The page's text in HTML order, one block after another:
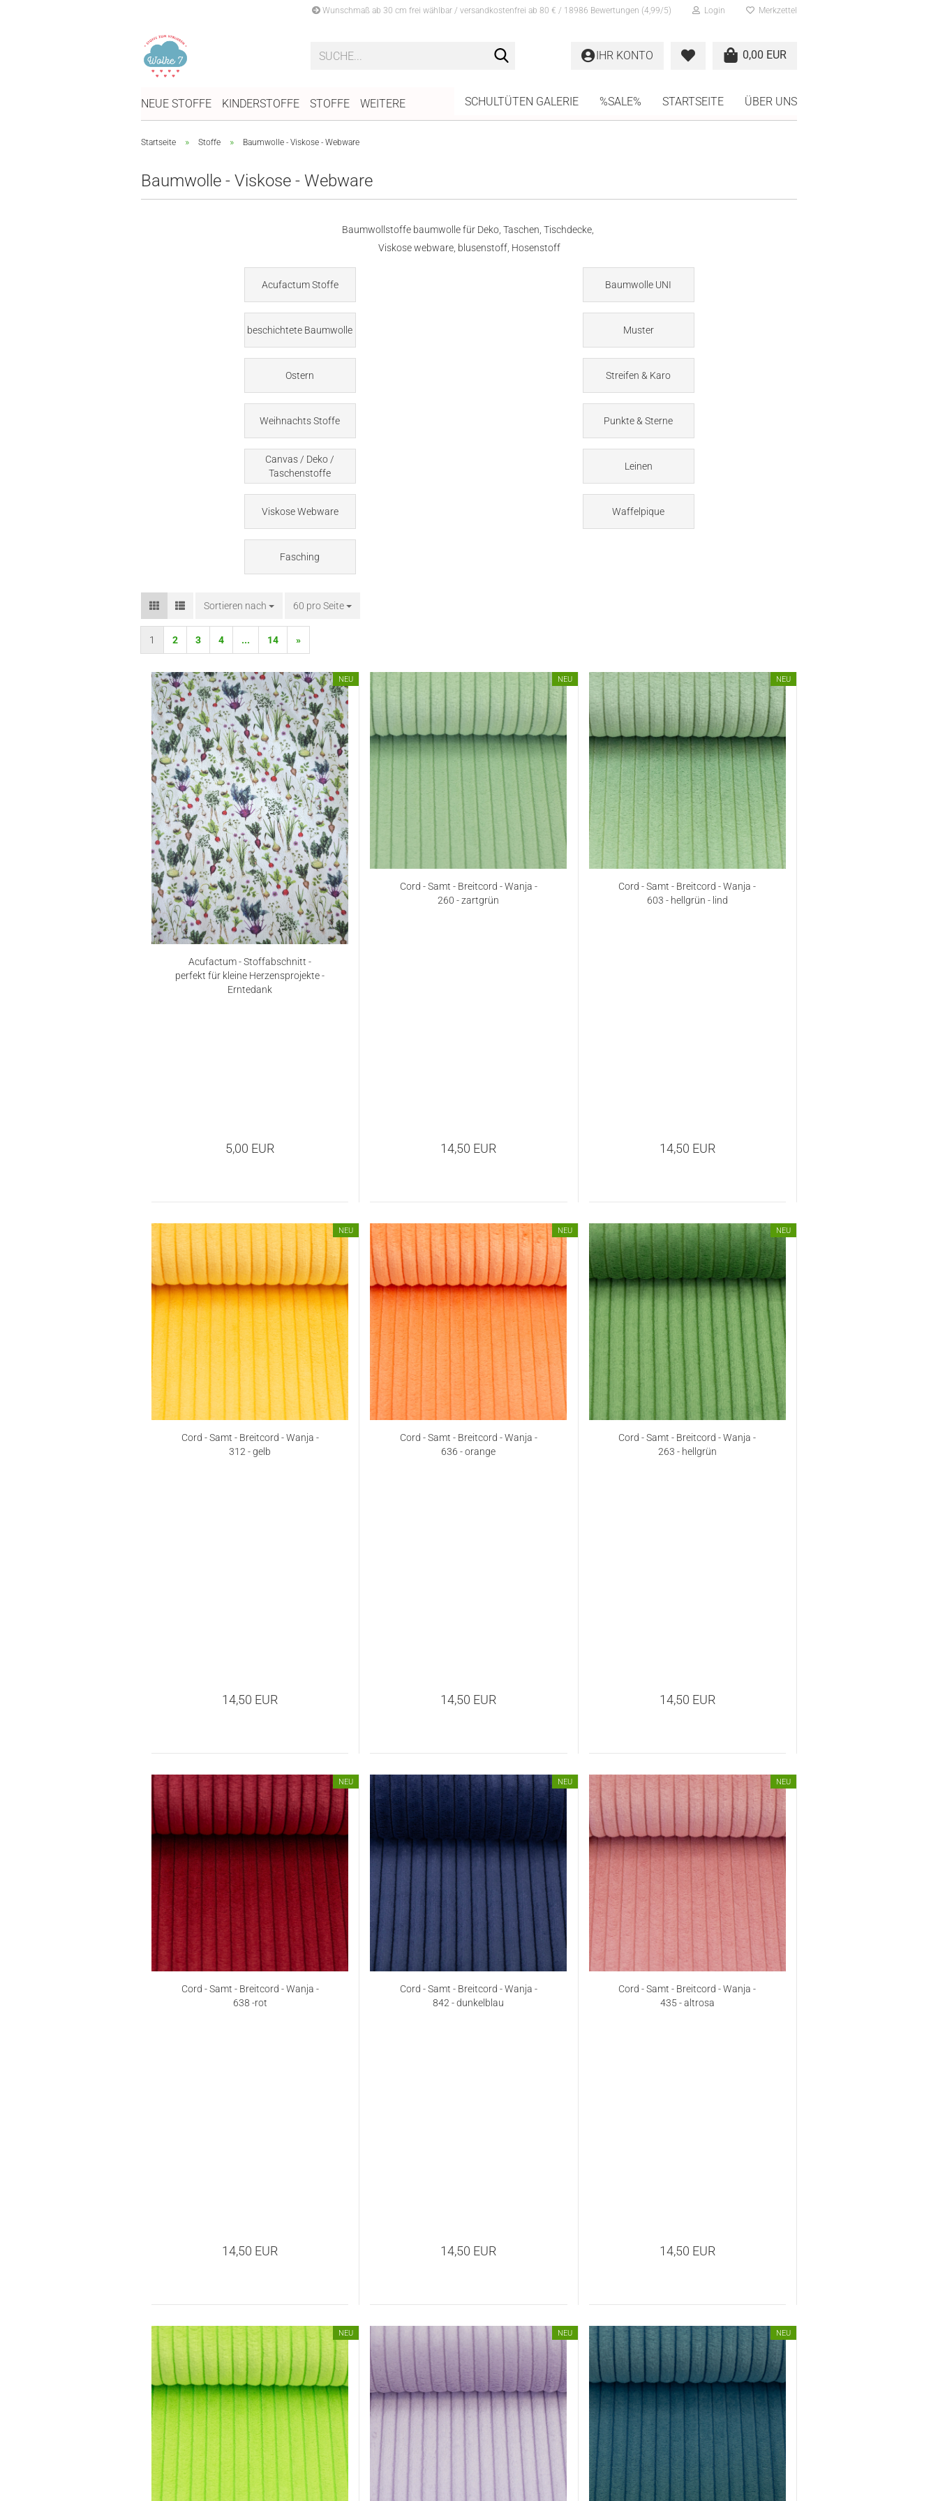
Wunschmaß ab 30 cm frei wählbar / versandkostenfrei ab 80 € / 18986 Bewertungen (4,99/5) Login Merkzettel
0,00 EUR
IHR KONTO
NEUE STOFFE KINDERSTOFFE STOFFE SCHULTÜTEN GALERIE %SALE% STARTSEITE ÜBER UNS
WEITERE
Startseite » Stoffe » Baumwolle - Viskose - Webware
Baumwolle - Viskose - Webware
Baumwollstoffe baumwolle für Deko, Taschen, Tischdecke,
Viskose webware, blusenstoff, Hosenstoff
Acufactum Stoffe Baumwolle UNI
beschichtete Baumwolle Muster
Ostern Streifen & Karo
Weihnachts Stoffe Punkte & Sterne
Canvas / Deko /
Taschenstoffe
Leinen
Viskose Webware Waffelpique
Fasching
Sortieren nach
Sortieren nach 60 pro Seite
pro Seite
1 2 3 4 ... 14 »
NEU
Acufactum - Stoffabschnitt -
perfekt für kleine Herzensprojekte -
Erntedank
5,00 EUR
NEU
Cord - Samt - Breitcord - Wanja -
260 - zartgrün
14,50 EUR
NEU
Cord - Samt - Breitcord - Wanja -
603 - hellgrün - lind
14,50 EUR
NEU
Cord - Samt - Breitcord - Wanja -
312 - gelb
14,50 EUR
NEU
Cord - Samt - Breitcord - Wanja -
636 - orange
14,50 EUR
NEU
Cord - Samt - Breitcord - Wanja -
263 - hellgrün
14,50 EUR
NEU
Cord - Samt - Breitcord - Wanja -
638 -rot
14,50 EUR
NEU
Cord - Samt - Breitcord - Wanja -
842 - dunkelblau
14,50 EUR
NEU
Cord - Samt - Breitcord - Wanja -
435 - altrosa
14,50 EUR
NEU NEU NEU